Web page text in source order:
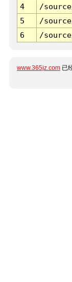
4
/
5
/
6
/
www.365jz.com 已